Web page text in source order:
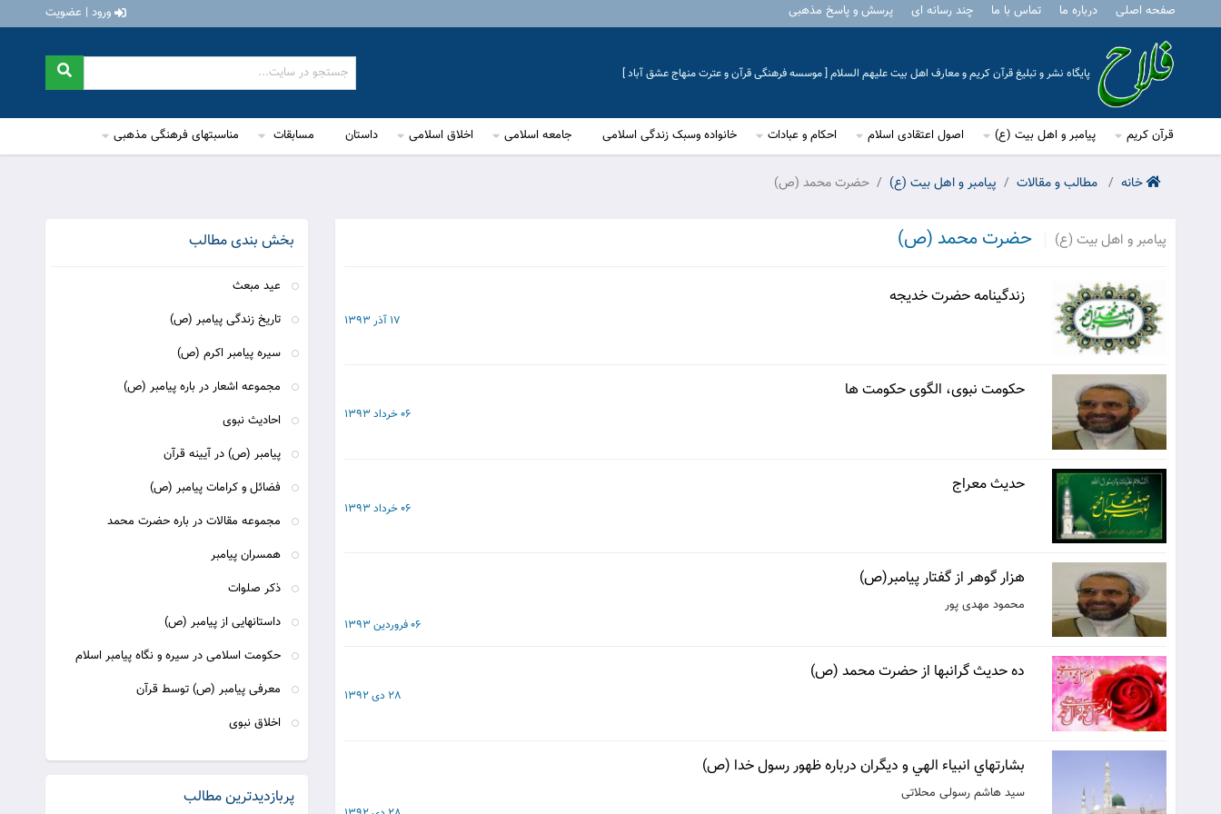
صفحه اصلی درباره ما تماس با ما چند رسانه ای پرسش و پاسخ مذهبی ورود | عضویت
پایگاه نشر و تبلیغ قرآن کریم و معارف اهل بیت علیهم السلام [ موسسه فرهنگی قرآن و عترت منهاج عشق آباد ]
قرآن کریم پیامبر و اهل بیت (ع) اصول اعتقادی اسلام احکام و عبادات خانواده وسبک زندگی اسلامی جامعه اسلامی اخلاق اسلامی داستان مسابقات مناسبتهای فرهنگی مذهبی
خانه مطالب و مقالات پیامبر و اهل بیت (ع) حضرت محمد (ص)
پیامبر و اهل بیت (ع) حضرت محمد (ص)
زندگینامه حضرت خدیجه
17 آذر 1393
حکومت نبوی، الگوی حکومت ها
06 خرداد 1393
حدیث معراج
06 خرداد 1393
هزار گوهر از گفتار پیامبر(ص)
محمود مهدی پور
06 فروردین 1393
ده حدیث گرانبها از حضرت محمد (ص)
28 دی 1392
بشارتهاي انبياء الهي و ديگران درباره ظهور رسول خدا (ص)
سید هاشم رسولی محلاتی
بخش بندی مطالب
عيد مبعث
تاریخ زندگی پیامبر (ص)
سیره پیامبر اکرم (ص)
مجموعه اشعار در باره پیامبر (ص)
احادیث نبوی
پیامبر (ص) در آیینه قرآن
فضائل و کرامات پیامبر (ص)
مجموعه مقالات در باره حضرت محمد
همسران پیامبر
ذکر صلوات
داستانهایی از پیامبر (ص)
حکومت اسلامی در سیره و نگاه پیامبر اسلام
معرفی پیامبر (ص) توسط قرآن
اخلاق نبوی
پربازدیدترین مطالب